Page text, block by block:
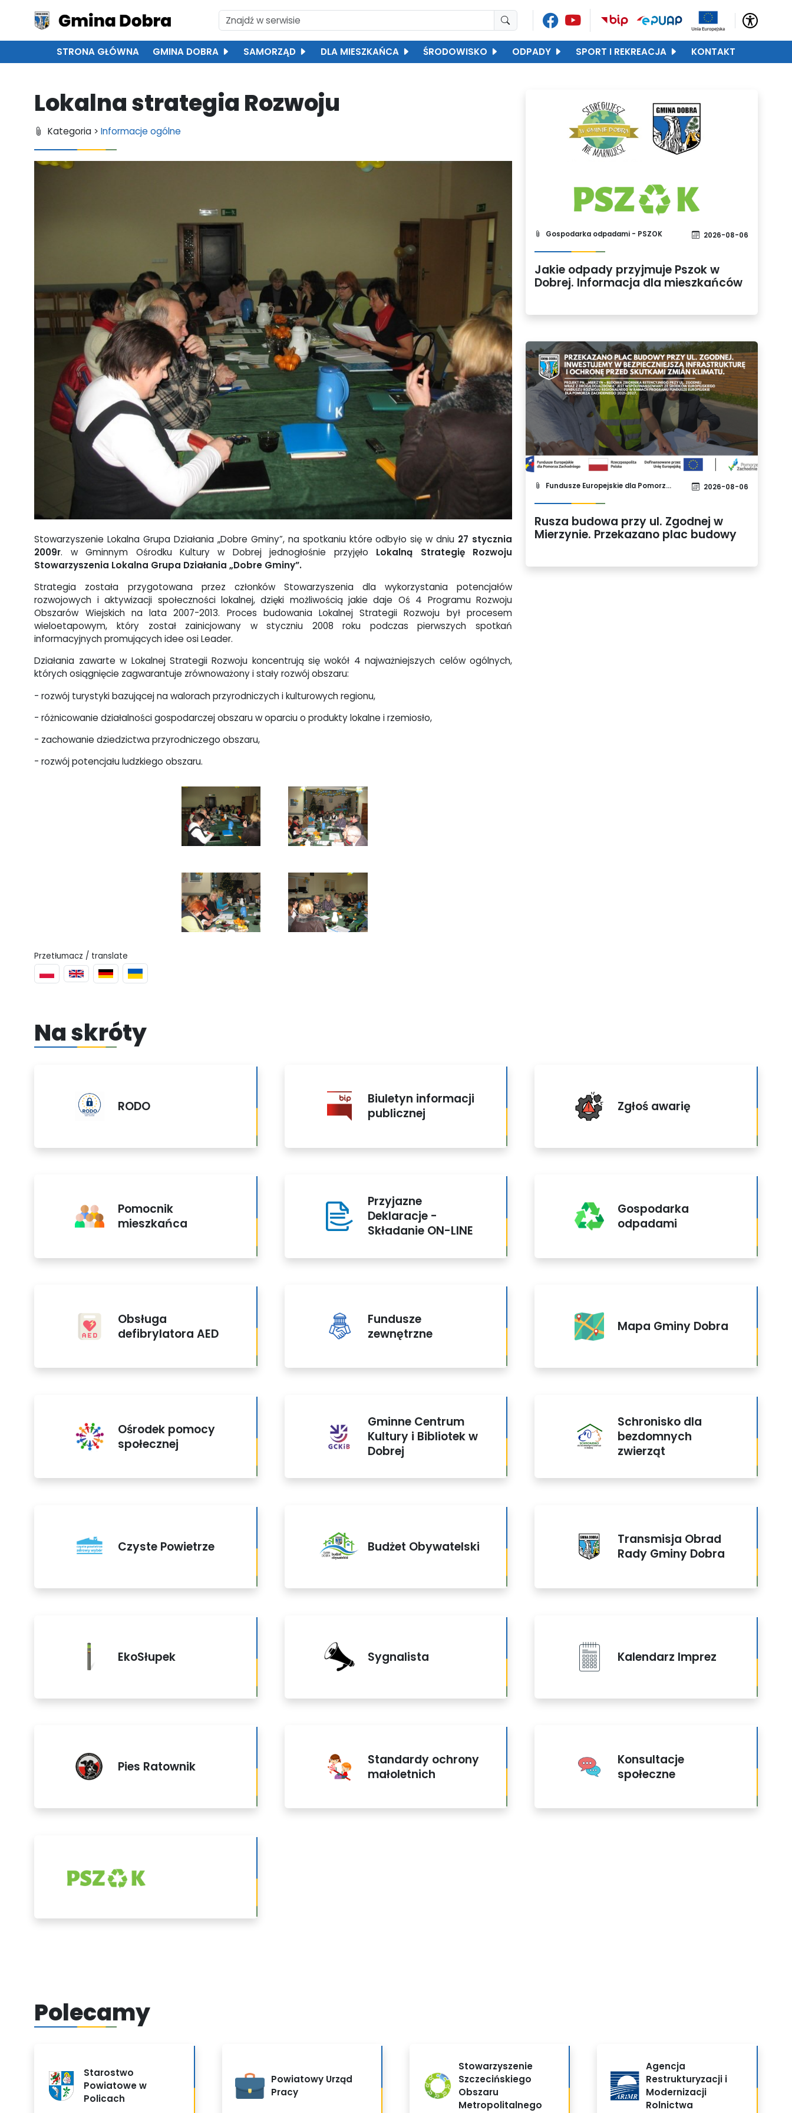
STRONA GŁÓWNA GMINA DOBRA SAMORZĄD DLA MIESZKAŃCA ŚRODOWISKO ODPADY SPORT I REKREACJA KONTAKT
Lokalna strategia Rozwoju
Kategoria >Informacje ogólne
Stowarzyszenie Lokalna Grupa Działania „Dobre Gminy”, na spotkaniu które odbyło się w dniu 27 stycznia
2009r. w Gminnym Ośrodku Kultury w Dobrej jednogłośnie przyjęło Lokalną Strategię Rozwoju
Stowarzyszenia Lokalna Grupa Działania „Dobre Gminy”.
Strategia została przygotowana przez członków Stowarzyszenia dla wykorzystania potencjałów
rozwojowych i aktywizacji społeczności lokalnej, dzięki możliwością jakie daje Oś 4 Programu Rozwoju
Obszarów Wiejskich na lata 2007-2013. Proces budowania Lokalnej Strategii Rozwoju był procesem
wieloetapowym, który został zainicjowany w styczniu 2008 roku podczas pierwszych spotkań
informacyjnych promujących idee osi Leader.
Działania zawarte w Lokalnej Strategii Rozwoju koncentrują się wokół 4 najważniejszych celów ogólnych,
których osiągnięcie zagwarantuje zrównoważony i stały rozwój obszaru:
- rozwój turystyki bazującej na walorach przyrodniczych i kulturowych regionu,
- różnicowanie działalności gospodarczej obszaru w oparciu o produkty lokalne i rzemiosło,
- zachowanie dziedzictwa przyrodniczego obszaru,
- rozwój potencjału ludzkiego obszaru.
Przetłumacz / translate
Gospodarka odpadami - PSZOK 2026-08-06
Jakie odpady przyjmuje Pszok w
Dobrej. Informacja dla mieszkańców
Fundusze Europejskie dla Pomorza Zachodniego 2021-2027 2026-08-06
Rusza budowa przy ul. Zgodnej w
Mierzynie. Przekazano plac budowy
Na skróty
RODO
Biuletyn informacji
publicznej
Zgłoś awarię
Pomocnik
mieszkańca
Przyjazne
Deklaracje -
Składanie ON-LINE
Gospodarka
odpadami
Obsługa
defibrylatora AED
Fundusze
zewnętrzne
Mapa Gminy Dobra
Ośrodek pomocy
społecznej
Gminne Centrum
Kultury i Bibliotek w
Dobrej
Schronisko dla
bezdomnych
zwierząt
Czyste Powietrze Budżet Obywatelski
Transmisja Obrad
Rady Gminy Dobra
EkoSłupek Sygnalista Kalendarz Imprez
Pies Ratownik
Standardy ochrony
małoletnich
Konsultacje
społeczne
PSZOK
Polecamy
Starostwo
Powiatowe w
Policach
Powiatowy Urząd
Pracy
Stowarzyszenie
Szczecińskiego
Obszaru
Metropolitalnego
Agencja
Restrukturyzacji i
Modernizacji
Rolnictwa